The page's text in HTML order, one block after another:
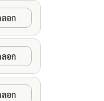
อก
อก
อก